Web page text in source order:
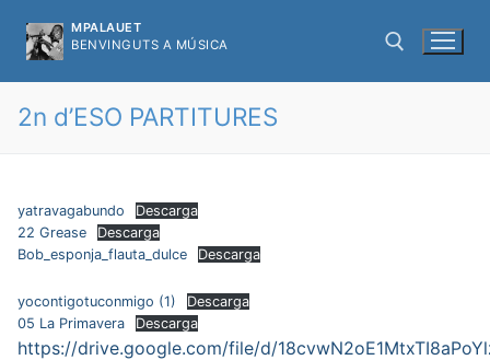
contenido
MPALAUET
BENVINGUTS A MÚSICA
Buscar:
2n d’ESO PARTITURES
yatravagabundo
Descarga
22 Grease
Descarga
Bob_esponja_flauta_dulce
Descarga
yocontigotuconmigo (1)
Descarga
05 La Primavera
Descarga
https://drive.google.com/file/d/